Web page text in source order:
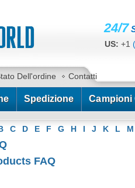
24/7
US: +1
Dell'ordine Contatti
Spedizione Campioni
C D E F G H I J K L M
FAQ